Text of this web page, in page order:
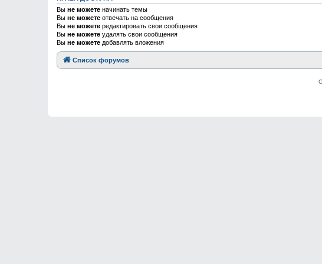
Вы не можете начинать темы
Вы не можете отвечать на сообщения
Вы не можете редактировать свои сообщения
Вы не можете удалять свои сообщения
Вы не можете добавлять вложения
Список форумов